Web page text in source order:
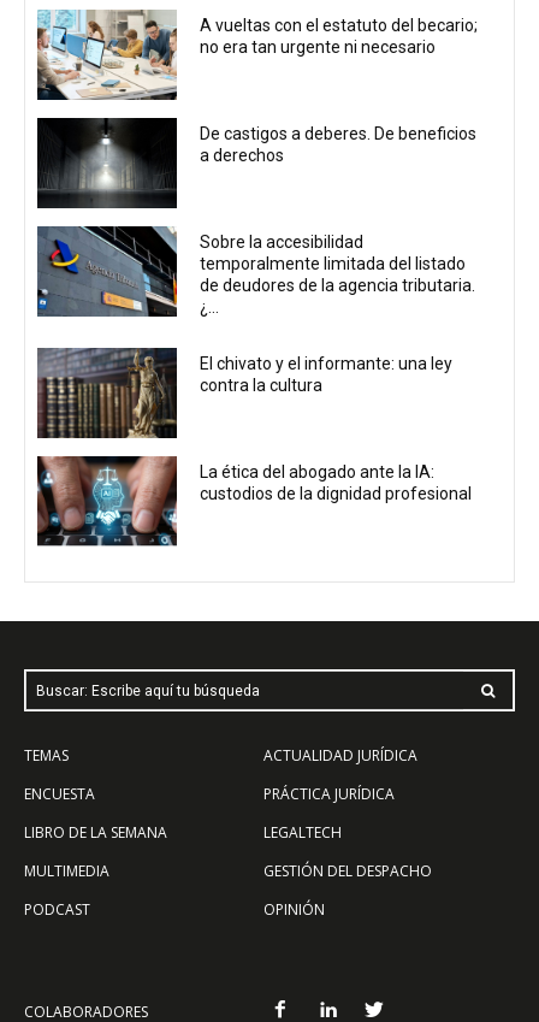
A vueltas con el estatuto del becario;
no era tan urgente ni necesario
De castigos a deberes. De beneficios
a derechos
Sobre la accesibilidad
temporalmente limitada del listado
de deudores de la agencia tributaria.
¿...
El chivato y el informante: una ley
contra la cultura
La ética del abogado ante la IA:
custodios de la dignidad profesional
Buscar: Escribe aquí tu búsqueda
TEMAS
ENCUESTA
LIBRO DE LA SEMANA
MULTIMEDIA
PODCAST
ACTUALIDAD JURÍDICA
PRÁCTICA JURÍDICA
LEGALTECH
GESTIÓN DEL DESPACHO
OPINIÓN
COLABORADORES